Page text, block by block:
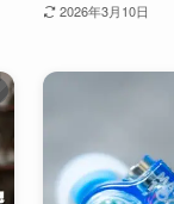
2026年3月10日